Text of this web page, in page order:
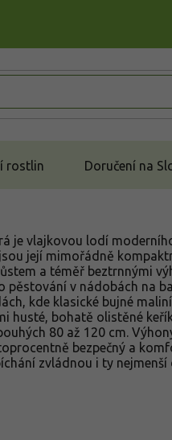
rostlin Doručení na
je vlajkovou lodí
její mimořádně
a téměř beztrnnými
pěstování v nádobách na
kde klasické bujné
husté, bohatě olistěné
80 až 120 cm.
bezpečný a
zvládnou i ty nejmenší